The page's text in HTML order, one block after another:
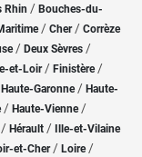
Rhin / Bouches-du-
/ Cher / Corrèze
/ Deux Sèvres /
et-Loir / Finistère/
Haute-Garonne/ Haute-
/ Haute-Vienne/
Hérault / Ille-et-Vilaine
et-Cher/ Loire/